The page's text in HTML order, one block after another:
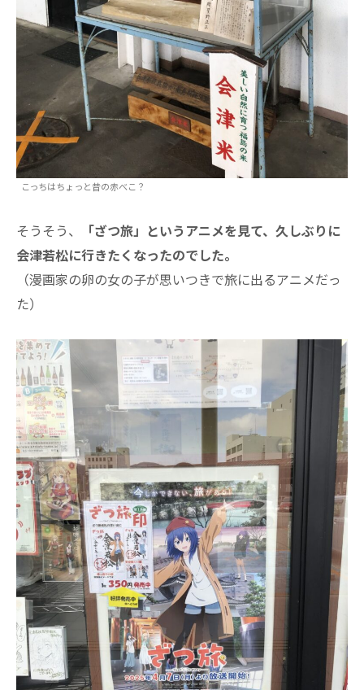
こっちはちょっと昔の赤べこ？
そうそう、
「ざつ旅」というアニメを見て、久しぶりに
会津若松に行きたくなったのでした。
（漫画家の卵の女の子が思いつきで旅に出るアニメだっ
た）